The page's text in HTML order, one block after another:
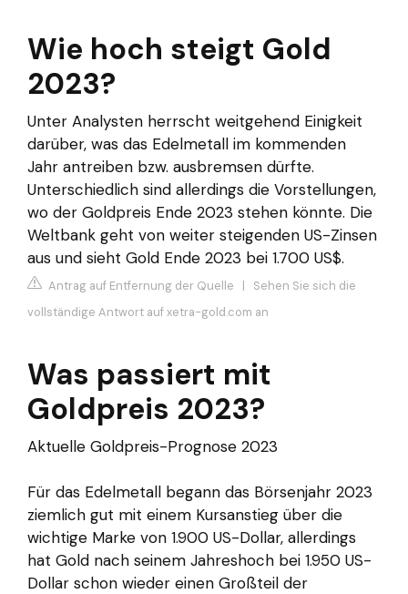
Wie hoch steigt Gold
2023?
Unter Analysten herrscht weitgehend Einigkeit
darüber, was das Edelmetall im kommenden
Jahr antreiben bzw. ausbremsen dürfte.
Unterschiedlich sind allerdings die Vorstellungen,
wo der Goldpreis Ende 2023 stehen könnte. Die
Weltbank geht von weiter steigenden US-Zinsen
aus und sieht Gold Ende 2023 bei 1.700 US$.
Antrag auf Entfernung der Quelle | Sehen Sie sich die
vollständige Antwort auf xetra-gold.com an
Was passiert mit
Goldpreis 2023?
Aktuelle Goldpreis-Prognose 2023
Für das Edelmetall begann das Börsenjahr 2023
ziemlich gut mit einem Kursanstieg über die
wichtige Marke von 1.900 US-Dollar, allerdings
hat Gold nach seinem Jahreshoch bei 1.950 US-
Dollar schon wieder einen Großteil der